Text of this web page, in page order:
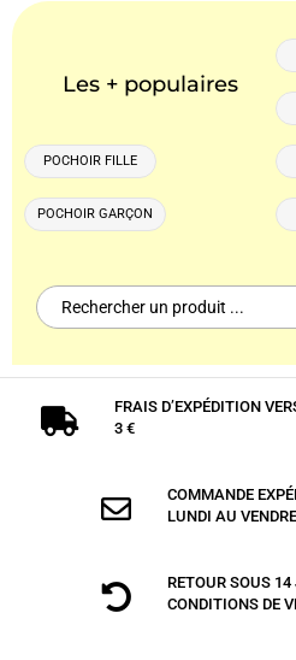
Les + populaires
POCHOIR FILLE
POCHOIR GARÇON
Search
for:

FRAIS D’EXPÉDITION
3 €

COMMANDE
LUNDI AU

RETOUR SOUS
CONDITIONS DE